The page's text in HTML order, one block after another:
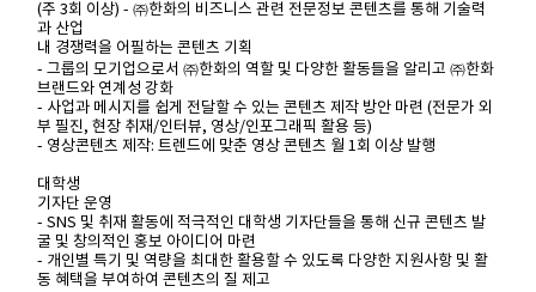
(주 3회 이상) - ㈜한화의 비즈니스 관련 전문정보 콘텐츠를 통해 기술력
과 산업
내 경쟁력을 어필하는 콘텐츠 기획
- 그룹의 모기업으로서 ㈜한화의 역할 및 다양한 활동들을 알리고 ㈜한화
브랜드와 연계성 강화
- 사업과 메시지를 쉽게 전달할 수 있는 콘텐츠 제작 방안 마련 (전문가 외
부 필진, 현장 취재/인터뷰, 영상/인포그래픽 활용 등)
- 영상콘텐츠 제작: 트렌드에 맞춘 영상 콘텐츠 월 1회 이상 발행
대학생
기자단 운영
- SNS 및 취재 활동에 적극적인 대학생 기자단들을 통해 신규 콘텐츠 발
굴 및 창의적인 홍보 아이디어 마련
- 개인별 특기 및 역량을 최대한 활용할 수 있도록 다양한 지원사항 및 활
동 혜택을 부여하여 콘텐츠의 질 제고